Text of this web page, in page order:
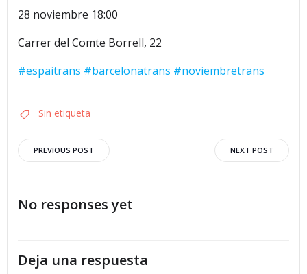
28 noviembre 18:00
Carrer del Comte Borrell, 22
#espaitrans #barcelonatrans #noviembretrans
Sin etiqueta
Navegación
por
las
entradas
PREVIOUS POST
Navegación
por
NEXT POST
No responses yet
Deja una respuesta